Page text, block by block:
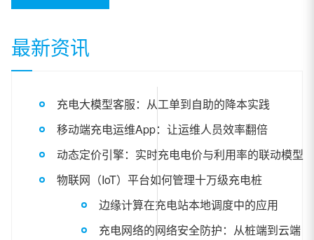
最新资讯
充电大模型客服：从工单到自助的降本实践
移动端充电运维App：让运维人员效率翻倍
动态定价引擎：实时充电电价与利用率的联动模型
物联网（IoT）平台如何管理十万级充电桩
边缘计算在充电站本地调度中的应用
充电网络的网络安全防护：从桩端到云端